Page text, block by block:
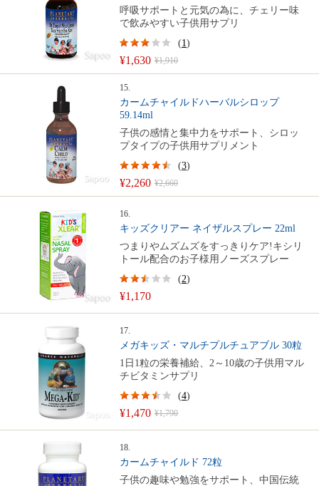
呼吸サポートと元気の為に、チェリー味
で飲みやすい子供用サプリ
¥1,630 ¥1,910
(1 )
15.
カームチャイルドハーバルシロップ
59.14ml
子供の感情と集中力をサポート、シロッ
プタイプの子供用サプリメント
¥2,260 ¥2,660
(3)
16.
キッズクリアー ネイザルスプレー 22ml
つまりやムズムズをすっきりケア!キシリ
トール配合のお子様用ノーズスプレー
¥1,170
(2)
17.
メガキッズ・マルチプルチュアブル 30粒
1日1粒の栄養補給、2～10歳の子供用マル
チビタミンサプリ
¥1,470 ¥1,790
(4)
18.
カームチャイルド 72粒
子供の趣味や勉強をサポート、中国伝統